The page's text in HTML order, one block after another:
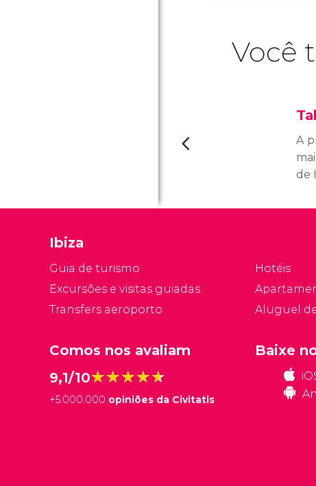
Você
A
de
Ibiza
Guia de turismo
Excursões e visitas guiadas
Transfers aeroporto
Hotéis
Aluguel
Comos nos avaliam
9,1/10★★★★★
★★★★★
+5.000.000 opiniões da Civitatis
Baixe